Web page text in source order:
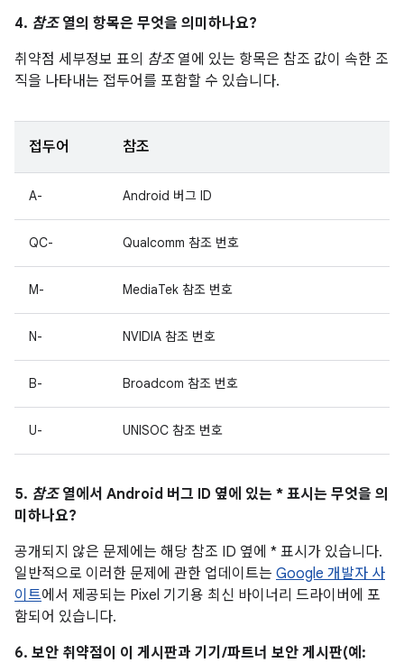
4. 참조열의 항목은 무엇을 의미하나요?
취약점 세부정보 표의 참조열에 있는 항목은 참조 값이 속한 조
직을 나타내는 접두어를 포함할 수 있습니다.
접두어 참조
A- Android 버그 ID
QC- Qualcomm 참조 번호
M- MediaTek 참조 번호
N- NVIDIA 참조 번호
B- Broadcom 참조 번호
U- UNISOC 참조 번호
5. 참조열에서 Android 버그 ID 옆에 있는 * 표시는 무엇을 의
미하나요?
공개되지 않은 문제에는 해당 참조 ID 옆에 * 표시가 있습니다.
일반적으로 이러한 문제에 관한 업데이트는 Google 개발자 사
이트에서 제공되는 Pixel 기기용 최신 바이너리 드라이버에 포
함되어 있습니다.
6. 보안 취약점이 이 게시판과 기기/파트너 보안 게시판(예: